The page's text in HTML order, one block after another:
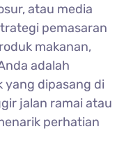
atau media
pemasaran
makanan,
adalah
yang dipasang di
jalan ramai atau
perhatian